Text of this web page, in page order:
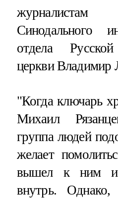
журналистам
Синодального
отдела
церкви Владимир
"Когда ключарь
Михаил
группа людей
желает
вышел к ним и
внутрь.